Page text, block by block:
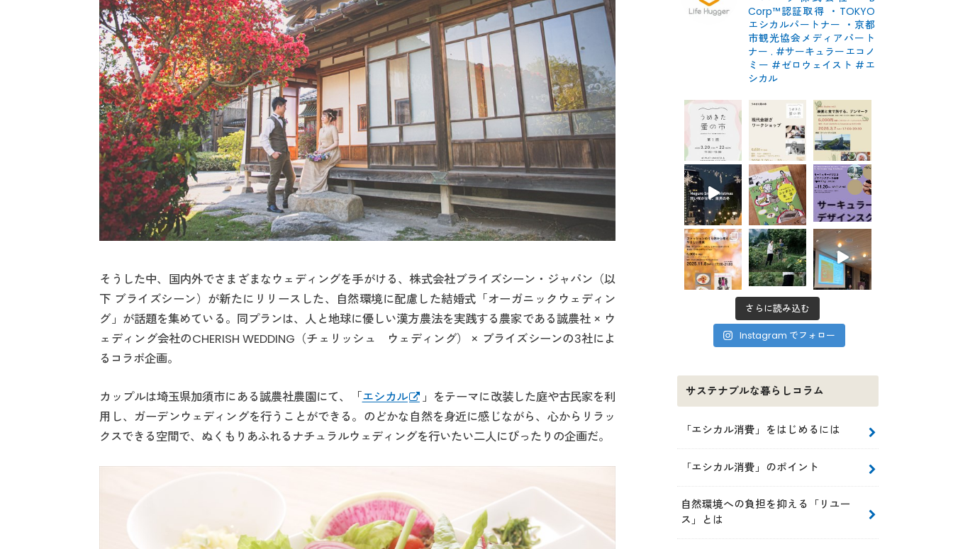
そうした中、国内外でさまざまなウェディングを手がける、株式会社ブライズシーン・ジャパン（以
下 ブライズシーン）が新たにリリースした、自然環境に配慮した結婚式「オーガニックウェディン
グ」が話題を集めている。同プランは、人と地球に優しい漢方農法を実践する農家である誠農社 × ウ
ェディング会社のCHERISH WEDDING（チェリッシュ ウェディング） × ブライズシーンの3社によ
るコラボ企画。
カップルは埼玉県加須市にある誠農社農園にて、「エシカル
」をテーマに改装した庭や古民家を利
用し、ガーデンウェディングを行うことができる。のどかな自然を身近に感じながら、心からリラッ
クスできる空間で、ぬくもりあふれるナチュラルウェディングを行いたい二人にぴったりの企画だ。
Corp™認証取得 ・TOKYO
エシカルパートナー ・京都
市観光協会メディアパート
ナー . #サーキュラーエコノ
ミー #ゼロウェイスト #エ
シカル
さらに読み込む
Instagram でフォロー
サステナブルな暮らしコラム
「エシカル消費」をはじめるには
「エシカル消費」のポイント
自然環境への負担を抑える「リユー
ス」とは